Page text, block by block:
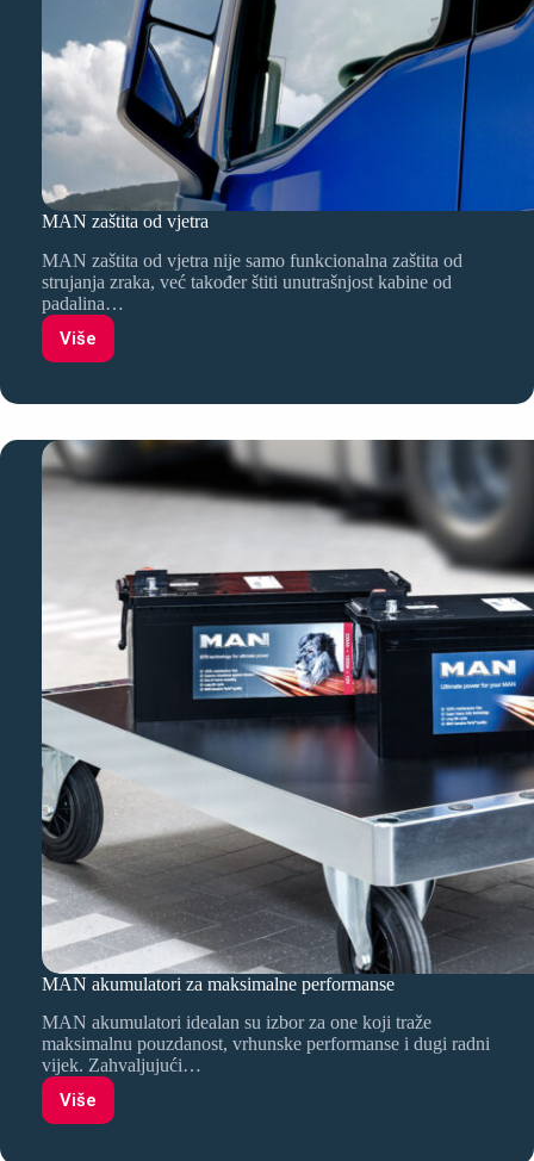
MAN zaštita od vjetra
MAN zaštita od vjetra nije samo funkcionalna zaštita od
strujanja zraka, već također štiti unutrašnjost kabine od
padalina…
VišeMAN
zaštita
vjetra
MAN akumulatori za maksimalne performanse
MAN akumulatori idealan su izbor za one koji traže
maksimalnu pouzdanost, vrhunske performanse i dugi radni
vijek. Zahvaljujući…
VišeMAN
akumulatori